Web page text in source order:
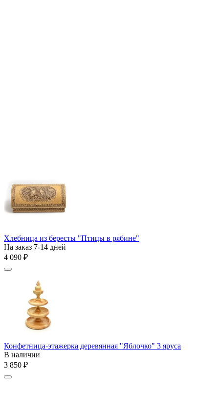
Хлебница из бересты "Птицы в рябине"
На заказ 7-14 дней
4 090 ₽
Конфетница-этажерка деревянная "Яблочко" 3 яруса
В наличии
3 850 ₽